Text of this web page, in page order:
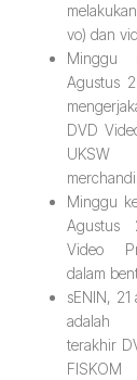
vo) dan
Minggu
Agustus
DVD
UKSW
Minggu
Agustus
Video
dalam
sENIN,
adalah
terakhir